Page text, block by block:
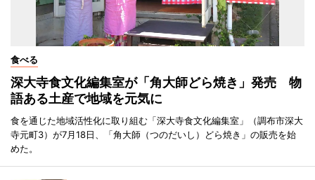
食べる
深大寺食文化編集室が「角大師どら焼き」発売 物
語ある土産で地域を元気に
食を通じた地域活性化に取り組む「深大寺食文化編集室」（調布市深大
寺元町3）が7月18日、「角大師（つのだいし）どら焼き」の販売を始
めた。